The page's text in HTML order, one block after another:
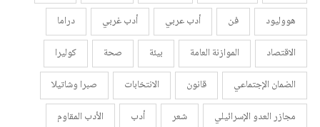
هووليود
فن أدب عربي أدب غربي
دراما
الاقتصاد
الموازنة العامة بيئة صحة
كوليرا
الضمان الإجتماعي
قانون الانتخابات
صبرا وشاتيلا
مجازر العدو الإسرائيلي
شعر أدب
الأدب المقاوم